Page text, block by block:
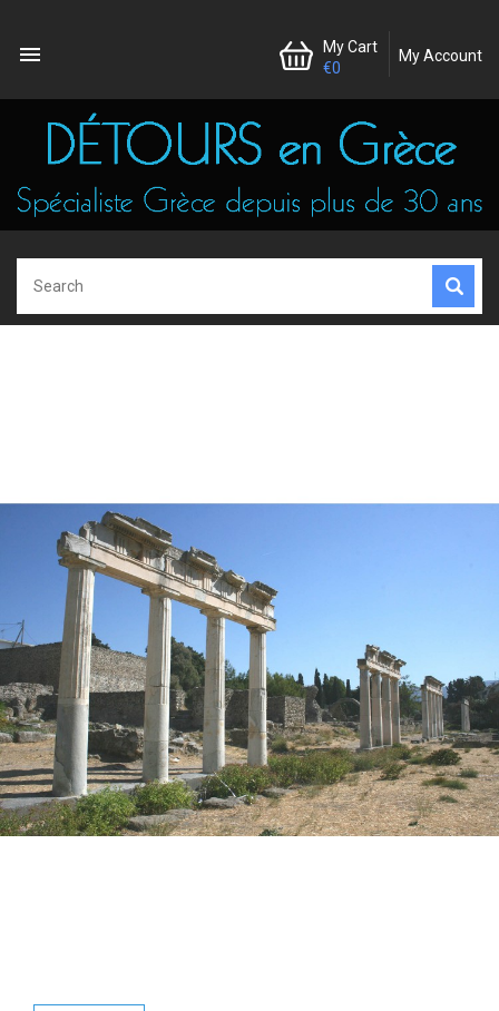
 My Account
My Cart
€0